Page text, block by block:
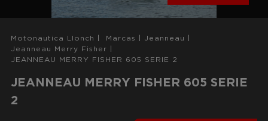
Motonautica Llonch Marcas Jeanneau
Jeanneau Merry Fisher
JEANNEAU MERRY FISHER 605 SERIE 2
JEANNEAU MERRY FISHER 605 SERIE
2